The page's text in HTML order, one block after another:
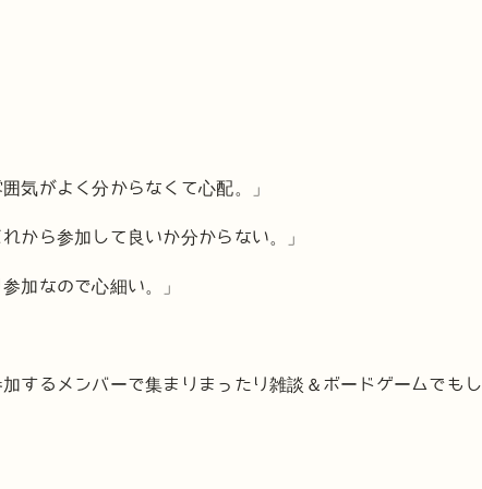
気がよく分からなくて心配。」
から参加して良いか分からない。」
加なので心細い。」
するメンバーで集まりまったり雑談＆ボードゲームでも